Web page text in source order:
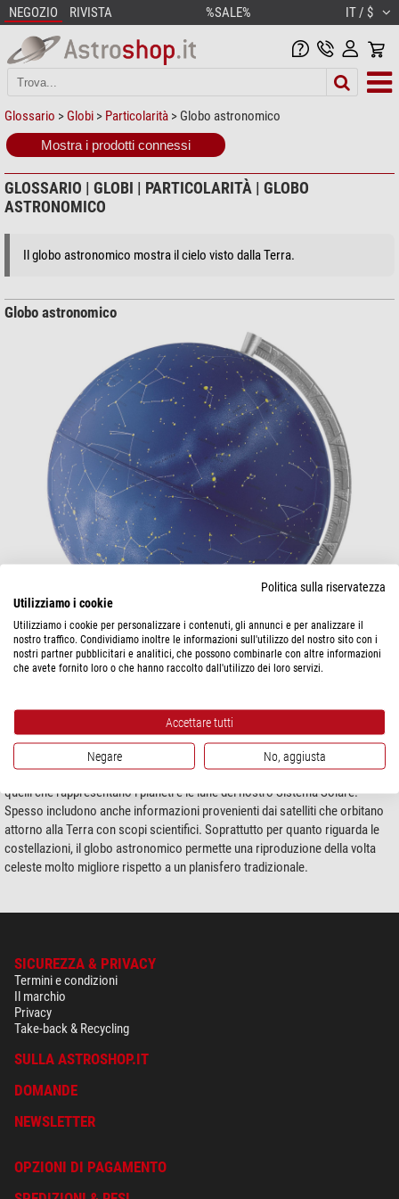
NEGOZIO RIVISTA %SALE% IT / $
Glossario > Globi > Particolarità > Globo astronomico
Mostra i prodotti connessi
GLOSSARIO | GLOBI | PARTICOLARITÀ | GLOBO
ASTRONOMICO
Il globo astronomico mostra il cielo visto dalla Terra.
Globo astronomico
globo astronomicomostra il cielo visto dalla Terra, oltre che le stelle, i
pianeti e le costellazioni, in base all’area tematica. L’equatore terreste
corrisponde all’equatore celeste. Fanno parte dei globi astronomici anche
quelli che rappresentano i pianeti e le lune del nostro Sistema Solare.
Spesso includono anche informazioni provenienti dai satelliti che orbitano
attorno alla Terra con scopi scientifici. Soprattutto per quanto riguarda le
costellazioni, il globo astronomico permette una riproduzione della volta
celeste molto migliore rispetto a un planisfero tradizionale.
SICUREZZA & PRIVACY
Termini e condizioni
Il marchio
Privacy
Take-back & Recycling
SULLA ASTROSHOP.IT
DOMANDE
NEWSLETTER
OPZIONI DI PAGAMENTO
Politica sulla riservatezza
Utilizziamo i cookie
Utilizziamo i cookie per personalizzare i contenuti, gli annunci e per analizzare il
nostro traffico. Condividiamo inoltre le informazioni sull'utilizzo del nostro sito con i
nostri partner pubblicitari e analitici, che possono combinarle con altre informazioni
che avete fornito loro o che hanno raccolto dall'utilizzo dei loro servizi.
Accettare tutti
Negare No, aggiusta